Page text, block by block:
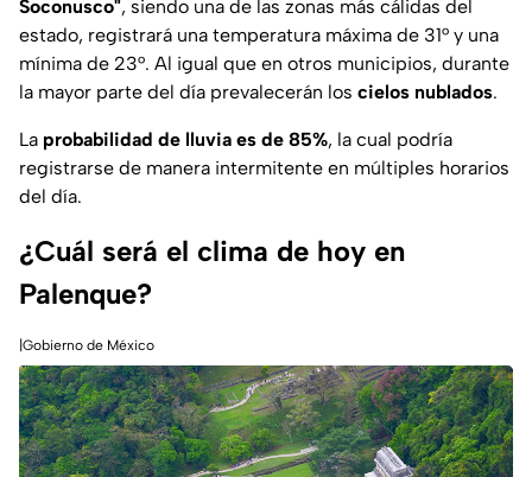
Soconusco", siendo una de las zonas más cálidas del
estado, registrará una temperatura máxima de 31° y una
mínima de 23°. Al igual que en otros municipios, durante
la mayor parte del día prevalecerán los cielos nublados.
La probabilidad de lluvia es de 85%, la cual podría
registrarse de manera intermitente en múltiples horarios
del día.
¿Cuál será el clima de hoy en
Palenque?
|Gobierno de México